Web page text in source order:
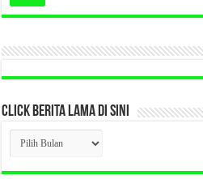
CLICK BERITA LAMA DI SINI
CLICK
BERITA
LAMA
DI